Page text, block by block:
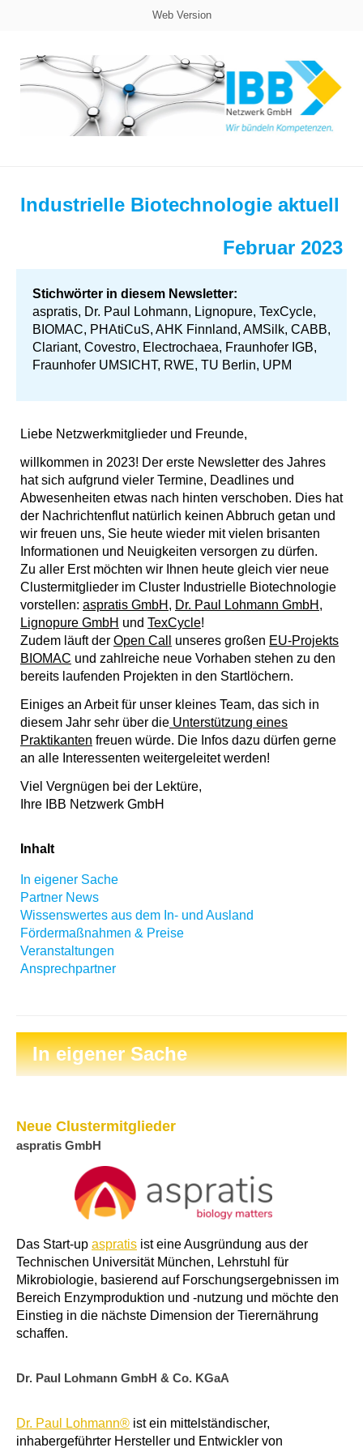
Web Version
Industrielle Biotechnologie aktuell
Februar 2023
Stichwörter in diesem Newsletter:
aspratis, Dr. Paul Lohmann, Lignopure, TexCycle,
BIOMAC, PHAtiCuS, AHK Finnland, AMSilk, CABB,
Clariant, Covestro, Electrochaea, Fraunhofer IGB,
Fraunhofer UMSICHT, RWE, TU Berlin, UPM
Liebe Netzwerkmitglieder und Freunde,
willkommen in 2023! Der erste Newsletter des Jahres
hat sich aufgrund vieler Termine, Deadlines und
Abwesenheiten etwas nach hinten verschoben. Dies hat
der Nachrichtenflut natürlich keinen Abbruch getan und
wir freuen uns, Sie heute wieder mit vielen brisanten
Informationen und Neuigkeiten versorgen zu dürfen.
Zu aller Erst möchten wir Ihnen heute gleich vier neue
Clustermitglieder im Cluster Industrielle Biotechnologie
vorstellen: aspratis GmbH , Dr. Paul Lohmann GmbH ,
Lignopure GmbH und TexCycle!
Zudem läuft der Open Call unseres großen EU-Projekts
BIOMAC und zahlreiche neue Vorhaben stehen zu den
bereits laufenden Projekten in den Startlöchern.
Einiges an Arbeit für unser kleines Team, das sich in
diesem Jahr sehr über die Unterstützung eines
Praktikanten freuen würde. Die Infos dazu dürfen gerne
an alle Interessenten weitergeleitet werden!
Viel Vergnügen bei der Lektüre,
Ihre IBB Netzwerk GmbH
Inhalt
In eigener Sache
Partner News
Wissenswertes aus dem In- und Ausland
Fördermaßnahmen & Preise
Veranstaltungen
Ansprechpartner
In eigener Sache
Neue Clustermitglieder
aspratis GmbH
Das Start-up aspratis ist eine Ausgründung aus der
Technischen Universität München, Lehrstuhl für
Mikrobiologie, basierend auf Forschungsergebnissen im
Bereich Enzymproduktion und -nutzung und möchte den
Einstieg in die nächste Dimension der Tierernährung
schaffen.
Dr. Paul Lohmann GmbH & Co. KGaA
Dr. Paul Lohmann® ist ein mittelständischer,
inhabergeführter Hersteller und Entwickler von